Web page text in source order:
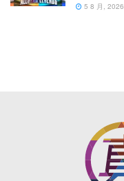
5 8 月, 2026